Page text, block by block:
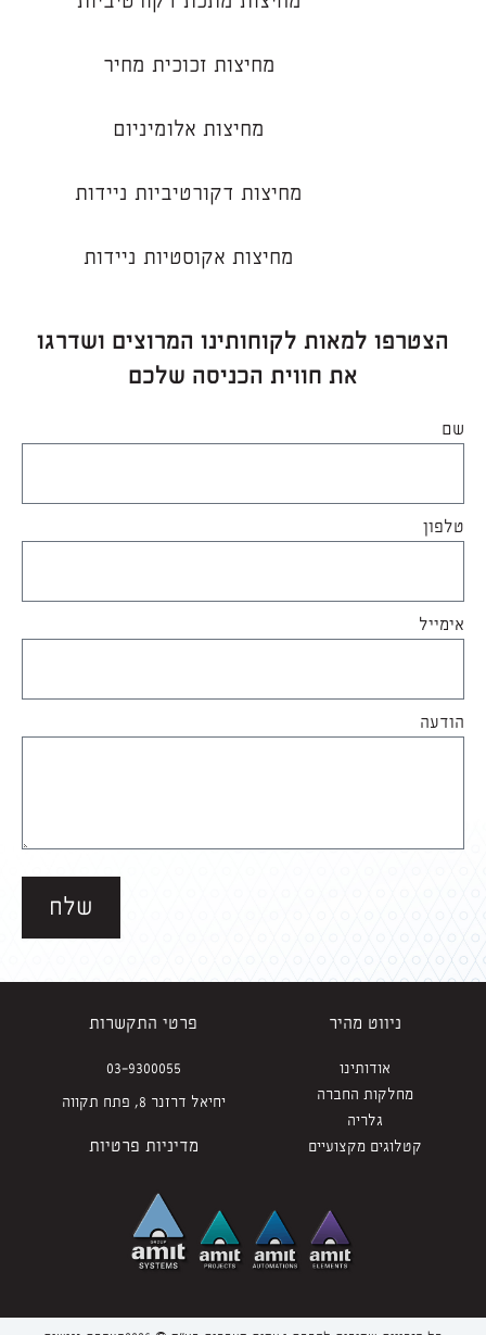
מחיצות זכוכית מחיר
מחיצות אלומיניום
מחיצות דקורטיביות ניידות
מחיצות אקוסטיות ניידות
הצטרפו למאות לקוחותינו המרוצים ושדרגו
את חווית הכניסה שלכם
שם
טלפון
אימייל
הודעה
שלח
ניווט מהיר
אודותינו
מחלקות החברה
גלריה
קטלוגים מקצועיים
פרטי התקשרות
03-9300055
יחיאל דרזנר 8, פתח תקווה
מדיניות פרטיות